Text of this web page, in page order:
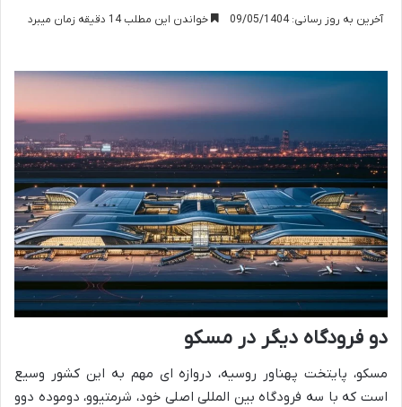
آخرین به روز رسانی: 09/05/1404 خواندن این مطلب 14 دقیقه زمان میبرد
دو فرودگاه دیگر در مسکو
مسکو، پایتخت پهناور روسیه، دروازه ای مهم به این کشور وسیع
است که با سه فرودگاه بین المللی اصلی خود، شرمتیوو، دوموده دوو